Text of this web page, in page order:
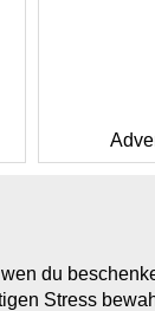
du
Stress